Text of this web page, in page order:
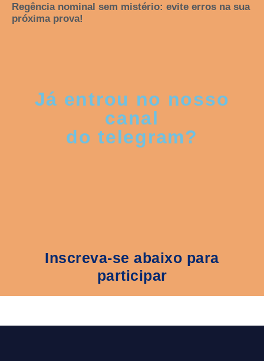
Regência nominal sem mistério: evite erros na sua
próxima prova!
Já entrou no nosso
canal
do telegram?
Inscreva-se abaixo para
participar